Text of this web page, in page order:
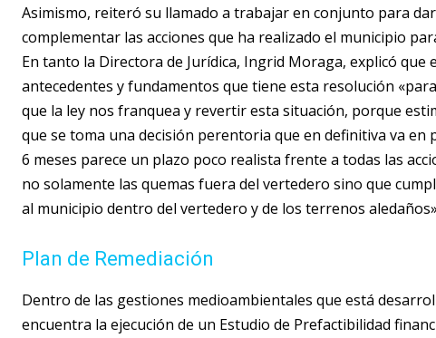
Asimismo, reiteró su llamado a trabajar en conjunto para
complementar las acciones que ha realizado el municipio
En tanto la Directora de Jurídica, Ingrid Moraga, explicó
antecedentes y fundamentos que tiene esta resolución
que la ley nos franquea y revertir esta situación, porque
que se toma una decisión perentoria que en definitiva va en
6 meses parece un plazo poco realista frente a todas las
no solamente las quemas fuera del vertedero sino que
al municipio dentro del vertedero y de los terrenos
Plan de Remediación
Dentro de las gestiones medioambientales que está
encuentra la ejecución de un Estudio de Prefactibilidad